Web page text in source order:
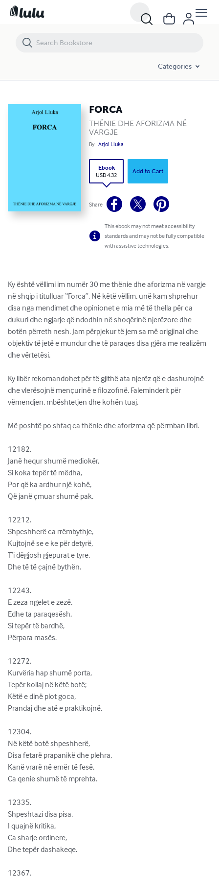
Categories
FORCA
THËNIE DHE AFORIZMA NË
VARGJE
By Arjol Lluka
Ebook
USD 4.32
Add to Cart
Share
This ebook may not meet accessibility
standards and may not be fully compatible
with assistive technologies.
Ky është vëllimi im numër 30 me thënie dhe aforizma në vargje
në shqip i titulluar “Forca”. Në këtë vëllim, unë kam shprehur
disa nga mendimet dhe opinionet e mia më të thella për ca
dukuri dhe ngjarje që ndodhin në shoqërinë njerëzore dhe
botën përreth nesh. Jam përpjekur të jem sa më origjinal dhe
objektiv të jetë e mundur dhe të paraqes disa gjëra me realizëm
dhe vërtetësi.
Ky libër rekomandohet për të gjithë ata njerëz që e dashurojnë
dhe vlerësojnë mençurinë e filozofinë. Faleminderit për
vëmendjen, mbështetjen dhe kohën tuaj.
Më poshtë po shfaq ca thënie dhe aforizma që përmban libri.
12182.
Janë hequr shumë mediokër,
Si koka tepër të mëdha,
Por që ka ardhur një kohë,
Që janë çmuar shumë pak.
12212.
Shpeshherë ca rrëmbythje,
Kujtojnë se e ke për detyrë,
T’i dëgjosh gjepurat e tyre,
Dhe të të çajnë bythën.
12243.
E zeza ngelet e zezë,
Edhe ta paraqesësh,
Si tepër të bardhë,
Përpara masës.
12272.
Kurvëria hap shumë porta,
Tepër kollaj në këtë botë;
Këtë e dinë plot goca,
Prandaj dhe atë e praktikojnë.
12304.
Në këtë botë shpeshherë,
Disa fetarë prapanikë dhe plehra,
Kanë vrarë në emër të fesë,
Ca qenie shumë të mprehta.
12335.
Shpeshtazi disa pisa,
I quajnë kritika,
Ca sharje ordinere,
Dhe tepër dashakeqe.
12367.
FORCA